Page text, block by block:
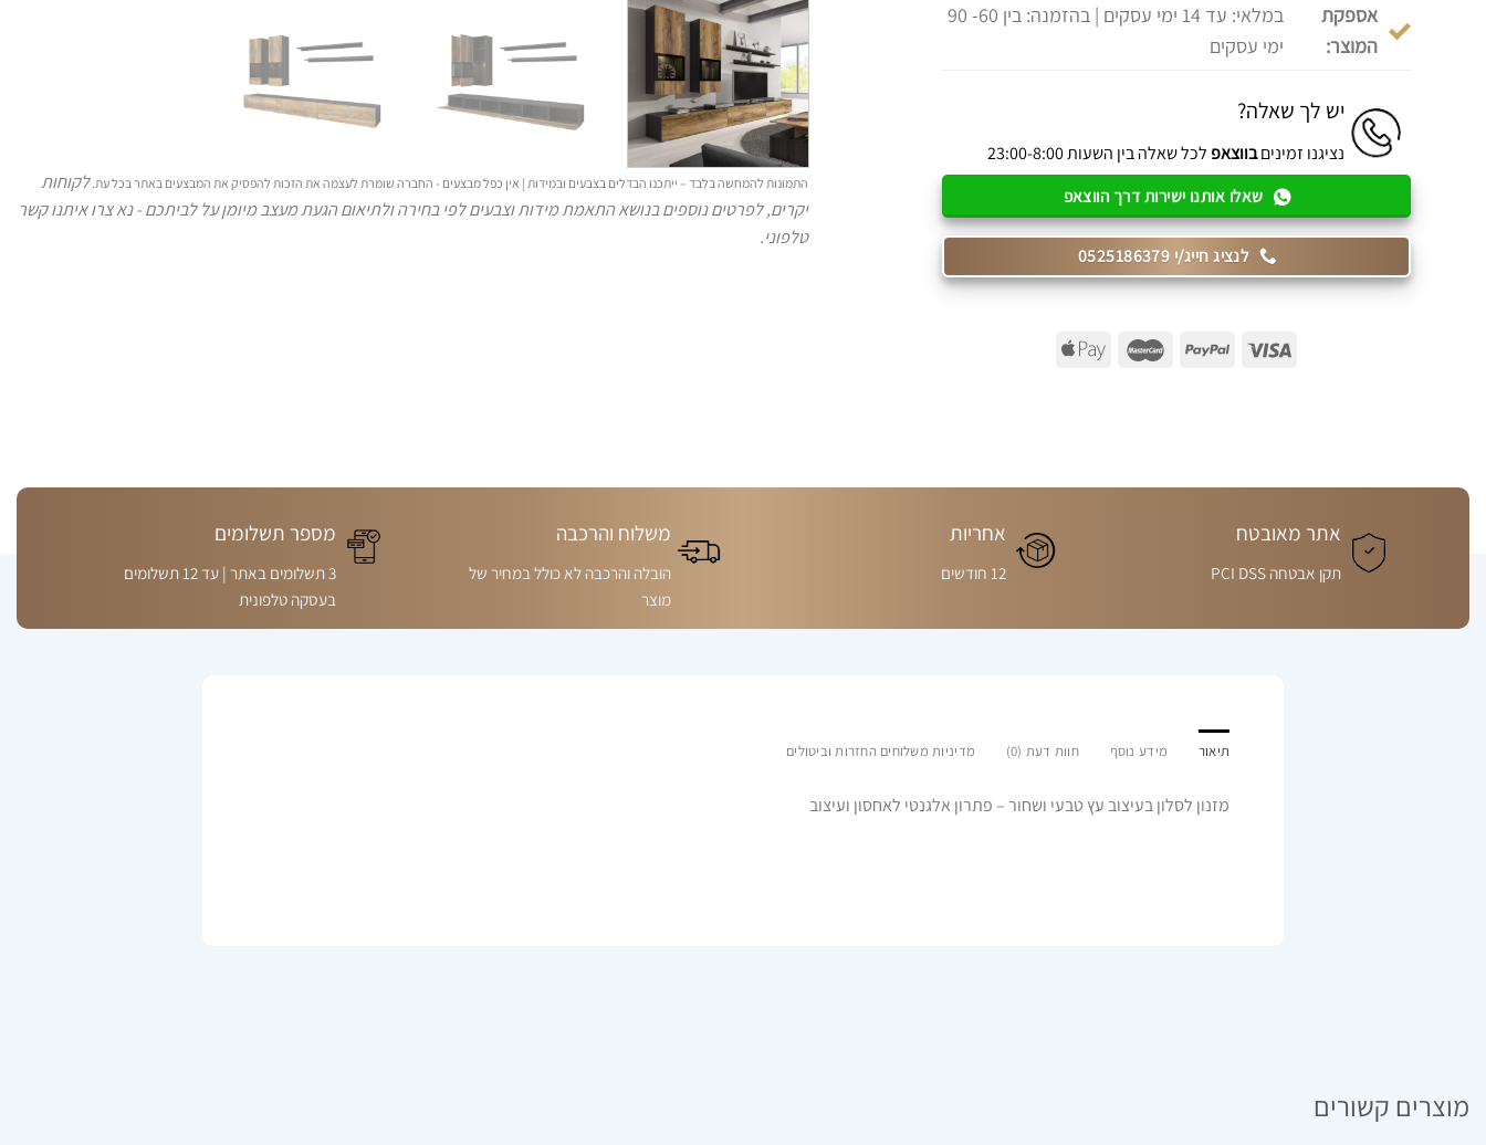
התמונות להמחשה בלבד – ייתכנו הבדלים בצבעים ובמידות | אין כפל מבצעים - החברה שומרת לעצמה את הזכות להפסיק את המבצעים באתר בכל עת.לקוחות
יקרים, לפרטים נוספים בנושא התאמת מידות וצבעים לפי בחירה ולתיאום הגעת מעצב מיומן על לביתכם - נא צרו איתנו קשר
טלפוני.
אספקת
המוצר:
במלאי: עד 14 ימי עסקים | בהזמנה: בין 60- 90
ימי עסקים
יש לך שאלה?
נציגנו זמיניםבווצאפ לכל שאלה בין השעות 23:00-8:00
שאלו אותנו ישירות דרך הווצאפ
לנציג חייג/י 0525186379
אתר מאובטח
תקן אבטחה PCI DSS
אחריות
12 חודשים
משלוח והרכבה
הובלה והרכבה לא כולל במחיר של
מוצר
מספר תשלומים
3 תשלומים באתר | עד 12 תשלומים
בעסקה טלפונית
תיאור מידע נוסף חוות דעת (0) מדיניות משלוחים החזרות וביטולים
מזנון לסלון בעיצוב עץ טבעי ושחור – פתרון אלגנטי לאחסון ועיצוב
מוצרים קשורים